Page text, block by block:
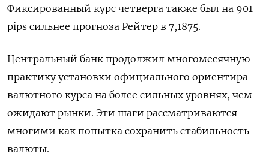
Фиксированный курс четверга также был на 901
pips сильнее прогноза Рейтер в 7,1875.
Центральный банк продолжил многомесячную
практику установки официального ориентира
валютного курса на более сильных уровнях, чем
ожидают рынки. Эти шаги рассматриваются
многими как попытка сохранить стабильность
валюты.